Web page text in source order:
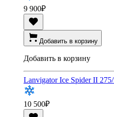
9 900₽
Добавить в корзину
Добавить в корзину
Lanvigator Ice Spider II
10 500₽